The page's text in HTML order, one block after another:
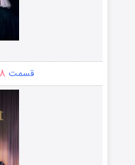
قسمت ۸ (زیرنویس)